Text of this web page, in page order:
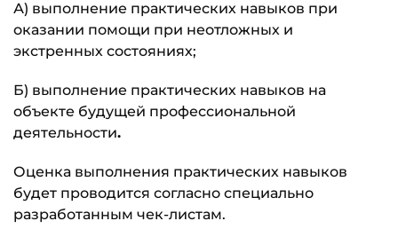
А) выполнение практических навыков при
оказании помощи при неотложных и
экстренных состояниях;
Б) выполнение практических навыков на
объекте будущей профессиональной
деятельности.
Оценка выполнения практических навыков
будет проводится согласно специально
разработанным чек-листам.